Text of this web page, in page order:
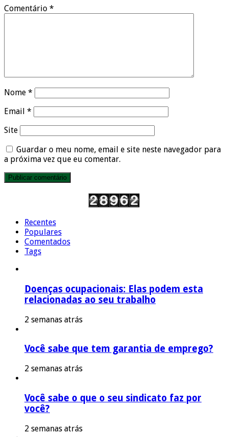
Comentário *
Nome *
Email *
Site
Guardar o meu nome, email e site neste navegador para
a próxima vez que eu comentar.
Recentes
Populares
Comentados
Tags
Doenças ocupacionais: Elas podem esta
relacionadas ao seu trabalho
2 semanas atrás
Você sabe que tem garantia de emprego?
2 semanas atrás
Você sabe o que o seu sindicato faz por
você?
2 semanas atrás